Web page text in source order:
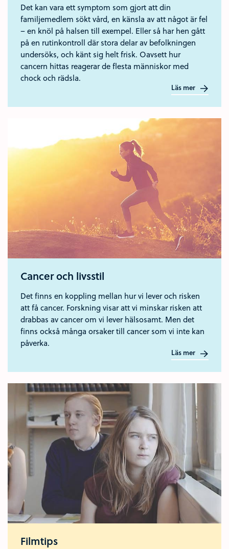
Det kan vara ett symptom som gjort att din
familjemedlem sökt vård, en känsla av att något är fel
– en knöl på halsen till exempel. Eller så har hen gått
på en rutinkontroll där stora delar av befolkningen
undersöks, och känt sig helt frisk. Oavsett hur
cancern hittas reagerar de flesta människor med
chock och rädsla.
Läs mer
Cancer och livsstil
Det finns en koppling mellan hur vi lever och risken
att få cancer. Forskning visar att vi minskar risken att
drabbas av cancer om vi lever hälsosamt. Men det
finns också många orsaker till cancer som vi inte kan
påverka.
Läs mer
Filmtips